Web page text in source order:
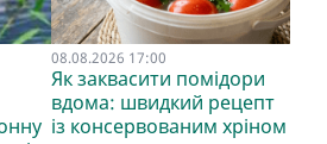
08.08.2026 17:00
Як заквасити помідори
вдома: швидкий рецепт
із консервованим хріном